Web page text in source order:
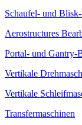
Schaufel- und
Aerostructures
Portal- und Gantry-
Vertikale
Vertikale
Transfermaschinen